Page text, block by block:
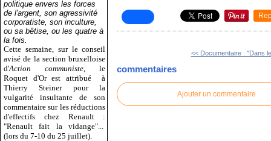
politique envers les forces
de l'argent, son agressivité
corporatiste, son inculture,
ou sa bêtise, ou les quatre à
la fois.
Cette semaine, sur le conseil
avisé de la section bruxelloise
d'Action communiste , le
Roquet d'Or est attribué
à
Thierry Steiner pour la
vulgarité insultante de son
commentaire sur les réductions
d'effectifs chez Renault :
"Renault fait la vidange"...
(lors du 7-10 du 25 juillet).
<< Documentaire : "Dans
commentaires
Ajouter un commentaire